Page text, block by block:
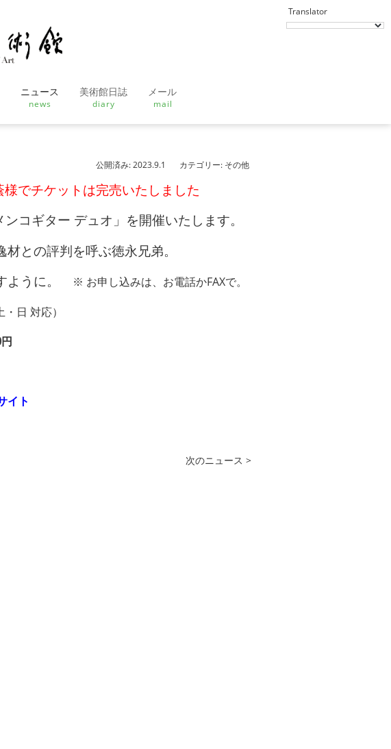
ニュース
news
美術館日誌
diary
メール
mail
公開済み: 2023.9.1 カテゴリー: その他
でチケットは完売いたしました
コギター デュオ」を開催いたします。
との評判を呼ぶ徳永兄弟。
ように。
※ お申し込みは、お電話かFAXで。
日 対応）
イト
次のニュース >